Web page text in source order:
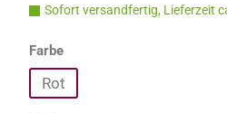
Sofort versandfertig, Lieferzeit
Farbeauswählen
Rot